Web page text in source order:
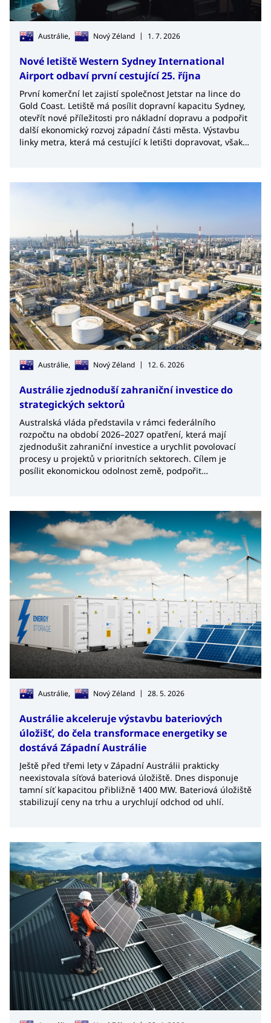
Austrálie, Nový Zéland | 1. 7. 2026
Nové letiště Western Sydney International
Airport odbaví první cestující 25. října
První komerční let zajistí společnost Jetstar na lince do
Gold Coast. Letiště má posílit dopravní kapacitu Sydney,
otevřít nové příležitosti pro nákladní dopravu a podpořit
další ekonomický rozvoj západní části města. Výstavbu
linky metra, která má cestující k letišti dopravovat, však
Austrálie, Nový Zéland | 12. 6. 2026
Austrálie zjednoduší zahraniční investice do
strategických sektorů
Australská vláda představila v rámci federálního
rozpočtu na období 2026–2027 opatření, která mají
zjednodušit zahraniční investice a urychlit povolovací
procesy u projektů v prioritních sektorech. Cílem je
posílit ekonomickou odolnost země, podpořit
Austrálie, Nový Zéland | 28. 5. 2026
Austrálie akceleruje výstavbu bateriových
úložišť, do čela transformace energetiky se
dostává Západní Austrálie
Ještě před třemi lety v Západní Austrálii prakticky
neexistovala síťová bateriová úložiště. Dnes disponuje
tamní síť kapacitou přibližně 1400 MW. Bateriová úložiště
stabilizují ceny na trhu a urychlují odchod od uhlí.